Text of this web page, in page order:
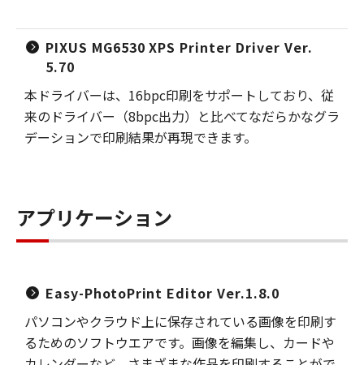
PIXUS MG6530 XPS Printer Driver Ver.
5.70
本ドライバーは、16bpc印刷をサポートしており、従
来のドライバー（8bpc出力）と比べてなだらかなグラ
デーションで印刷結果が再現できます。
アプリケーション
Easy-PhotoPrint Editor Ver.1.8.0
パソコンやクラウド上に保存されている画像を印刷す
るためのソフトウエアです。画像を編集し、カードや